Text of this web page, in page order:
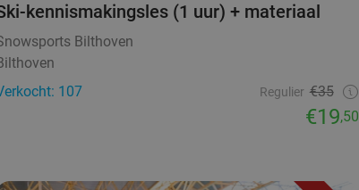
kennismakingsles (1 uur) + materiaal
Bilthoven
107
Regulier €35
€19,50